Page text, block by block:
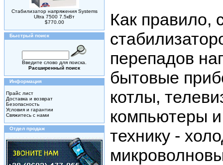
Стабилизатор напряжения Systems
Ultra 7500 7.5кВт
$770.00
Быстрый поиск
Введите слово для поиска.
Расширенный поиск
Информация
Прайс лист
Доставка и возврат
Безопасность
Условия и гарантии
Свяжитесь с нами
Отдел продаж
Как правило,
перепадов
бытовые
котлы,
компьютеры и
технику -